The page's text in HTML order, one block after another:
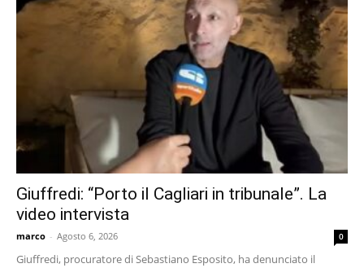
Giuffredi: “Porto il Cagliari in tribunale”. La
video intervista
marco - Agosto 6, 2026 0
Giuffredi, procuratore di Sebastiano Esposito, ha denunciato il